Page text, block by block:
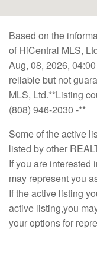
Based on the
of HiCentral MLS,
Aug, 08, 2026,
reliable but not
MLS, Ltd.**Listing
(808) 946-2030 -**
Some of the active
listed by other
If you are interested
may represent you
If the active listing
active listing,you
your options for